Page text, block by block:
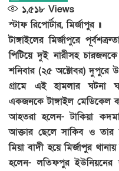
১,৫১৮ Views
স্টাফ রিপোর্টার, মির্জাপুর ॥
টাঙ্গাইলের মির্জাপুরে
পিটিয়ে দুই নারীসহ
শনিবার (২৫ অক্টোবর) দুপুরে
গ্রামে এই হামলার ঘটনা
একজনকে টাঙ্গাইল মেডিকেল
আহতরা হলেন- টাকিয়া
আক্তার ছেলে সাকিব ও তার
মিয়া বাদী হয়ে মির্জাপুর
হলেন- লতিফপুর ইউনিয়নের